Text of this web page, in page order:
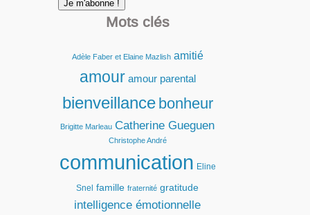
Mots clés
Adèle Faber et Elaine Mazlish amitié
amour amour parental
bienveillance bonheur
Brigitte Marleau Catherine Gueguen
Christophe André
communication Eline
Snel famille fraternité gratitude
intelligence émotionnelle